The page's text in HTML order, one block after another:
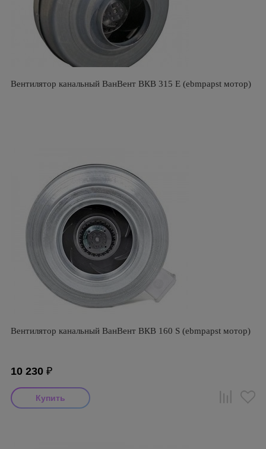
Вентилятор канальный ВанВент ВКВ 315 Е (ebmpapst мотор)
Вентилятор канальный ВанВент ВКВ 160 S (ebmpapst мотор)
10 230 ₽